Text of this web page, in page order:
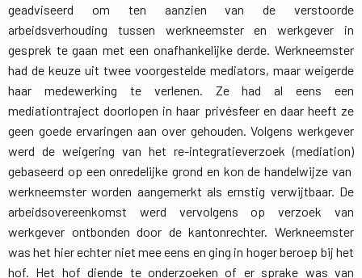
geadviseerd om ten aanzien van de verstoorde
arbeidsverhouding tussen werkneemster en werkgever in
gesprek te gaan met een onafhankelijke derde. Werkneemster
had de keuze uit twee voorgestelde mediators, maar weigerde
haar medewerking te verlenen. Ze had al eens een
mediationtraject doorlopen in haar privésfeer en daar heeft ze
geen goede ervaringen aan over gehouden. Volgens werkgever
werd de weigering van het re-integratieverzoek (mediation)
gebaseerd op een onredelijke grond en kon de handelwijze van
werkneemster worden aangemerkt als ernstig verwijtbaar. De
arbeidsovereenkomst werd vervolgens op verzoek van
werkgever ontbonden door de kantonrechter. Werkneemster
was het hier echter niet mee eens en ging in hoger beroep bij het
hof. Het hof diende te onderzoeken of er sprake was van